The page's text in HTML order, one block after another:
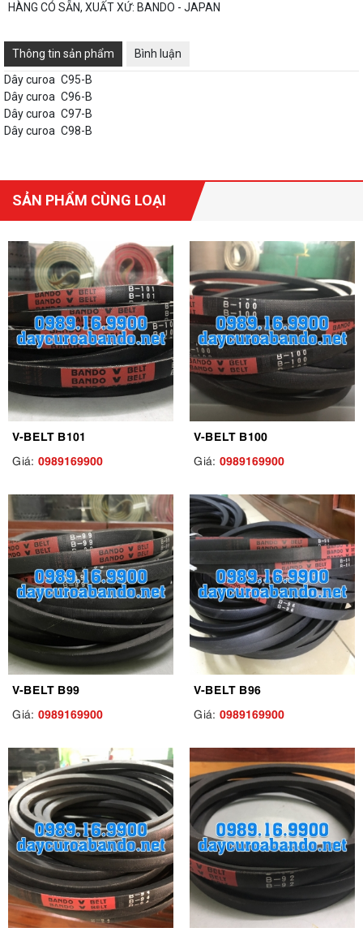
HÀNG CÓ SẴN, XUẤT XỨ: BANDO - JAPAN
Thông tin sản phẩm
Bình luận
Dây curoa C95-B
Dây curoa C96-B
Dây curoa C97-B
Dây curoa C98-B
SẢN PHẨM CÙNG LOẠI
V-BELT B101
Giá: 0989169900
V-BELT B100
Giá: 0989169900
V-BELT B99
Giá: 0989169900
V-BELT B96
Giá: 0989169900